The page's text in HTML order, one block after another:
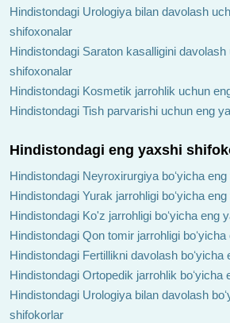
Hindistondagi Urologiya bilan davolash
shifoxonalar
Hindistondagi Saraton kasalligini
shifoxonalar
Hindistondagi Kosmetik jarrohlik uchun
Hindistondagi Tish parvarishi uchun eng
Hindistondagi eng yaxshi
Hindistondagi Neyroxirurgiya boʻyicha
Hindistondagi Yurak jarrohligi boʻyicha
Hindistondagi Ko'z jarrohligi boʻyicha eng
Hindistondagi Qon tomir jarrohligi
Hindistondagi Fertillikni davolash
Hindistondagi Ortopedik jarrohlik
Hindistondagi Urologiya bilan davolash
shifokorlar